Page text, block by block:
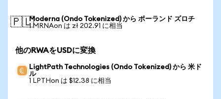
🇵🇱Moderna (Ondo Tokenized) から ポーランド ズロチ
1 MRNAon は zł 202.91 に相当
他のRWAをUSDに変換
LightPath Technologies (Ondo Tokenized) から 米ド
ル
1 LPTHon は $12.38 に相当